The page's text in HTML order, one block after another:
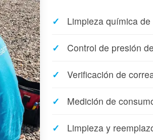
Limpieza química
Control de presión
Verificación de
Medición de
Limpieza y